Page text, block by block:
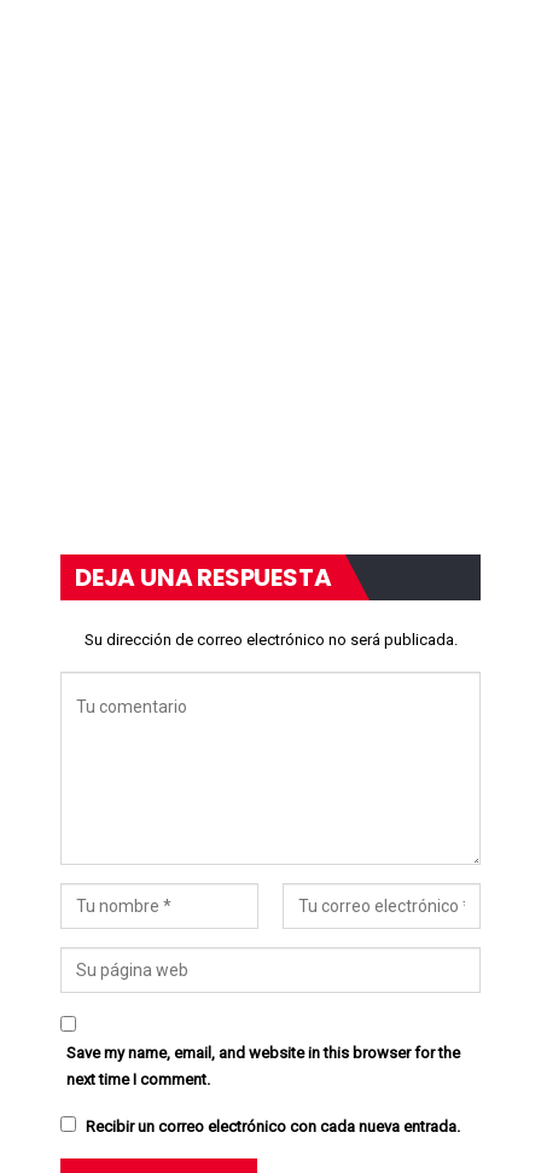
DEJA UNA RESPUESTA
Su dirección de correo electrónico no será publicada.
Save my name, email, and website in this browser for the
next time I comment.
Recibir un correo electrónico con cada nueva entrada.